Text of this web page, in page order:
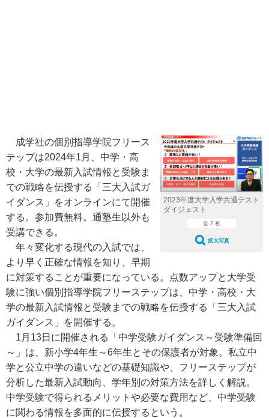
2023年度大学入学共通テスト
ダイジェスト
全 2 枚
拡大写真
成学社の個別指導学院フリース
テップは2024年1月、中学・高
校・大学の最新入試情報と受験ま
での戦略を伝授する「三大入試ガ
イダンス」をオンラインにて開催
する。参加費無料。通塾生以外も
受講できる。
年々変化する現代の入試では、
より早く正確な情報を知り、早期
に対策することが重要になっている。点数アップと大学受
験に強い個別指導学院フリーステップは、中学・高校・大
学の最新入試情報と受験までの戦略を伝授する「三大入試
ガイダンス」を開催する。
1月13日に開催される「中学受験ガイダンス～受験準備回
～」は、新小学4年生～6年生とその保護者が対象。私立中
学と公立中学の違いなどの基礎知識や、フリーステップが
分析した最新入試動向、学年別の対策方法を詳しく解説。
中学受験で得られるメリットや必要な費用など、中学受験
に関わる情報を多面的に伝授するという。